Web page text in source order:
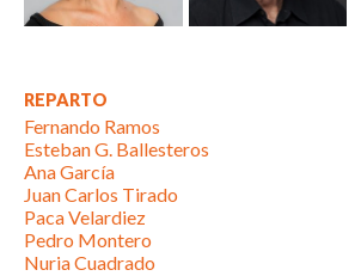
REPARTO
Fernando Ramos
Esteban G. Ballesteros
Ana García
Juan Carlos Tirado
Paca Velardiez
Pedro Montero
Nuria Cuadrado